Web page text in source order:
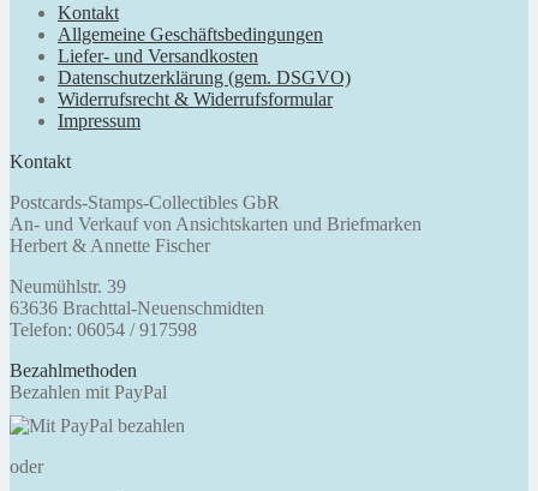
Kontakt
Allgemeine Geschäftsbedingungen
Liefer- und Versandkosten
Datenschutzerklärung (gem. DSGVO)
Widerrufsrecht & Widerrufsformular
Impressum
Kontakt
Postcards-Stamps-Collectibles GbR
An- und Verkauf von Ansichtskarten und Briefmarken
Herbert & Annette Fischer
Neumühlstr. 39
63636 Brachttal-Neuenschmidten
Telefon: 06054 / 917598
Bezahlmethoden
Bezahlen mit PayPal
oder